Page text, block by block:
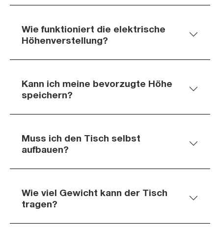
Wie funktioniert die elektrische
Höhenverstellung?
Kann ich meine bevorzugte Höhe
speichern?
Muss ich den Tisch selbst
aufbauen?
Wie viel Gewicht kann der Tisch
tragen?